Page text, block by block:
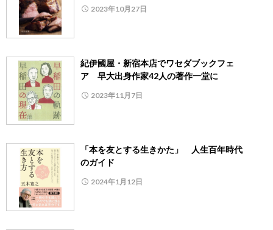
2023年10月27日
紀伊國屋・新宿本店でワセダブックフェ
ア 早大出身作家42人の著作一堂に
2023年11月7日
「本を友とする生きかた」 人生百年時代
のガイド
2024年1月12日